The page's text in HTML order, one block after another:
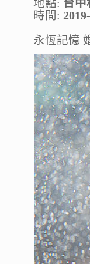
地點: 台中
時間:
永恆記憶